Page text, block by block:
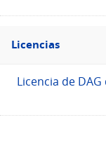
Filtro
Licencias
Licencias
Licencia de